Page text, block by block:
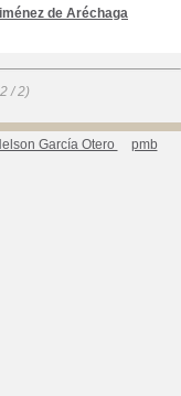
de Aréchaga
/ 2)
García Otero pmb